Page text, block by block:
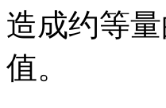
造成约等
值。